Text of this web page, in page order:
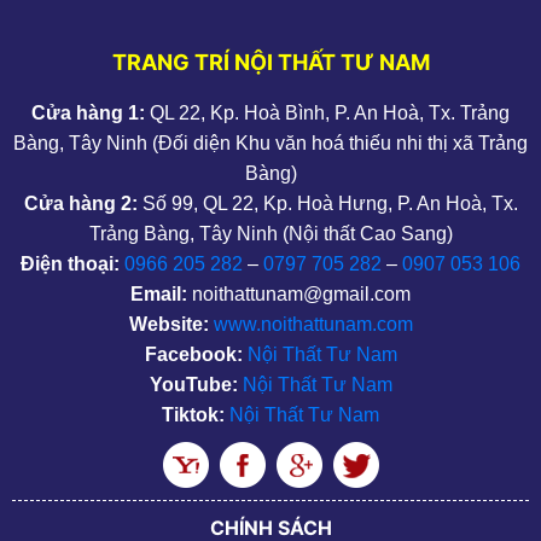
TRANG TRÍ NỘI THẤT TƯ NAM
Cửa hàng 1: QL 22, Kp. Hoà Bình, P. An Hoà, Tx. Trảng
Bàng, Tây Ninh (Đối diện Khu văn hoá thiếu nhi thị xã Trảng
Bàng)
Cửa hàng 2: Số 99, QL 22, Kp. Hoà Hưng, P. An Hoà, Tx.
Trảng Bàng, Tây Ninh (Nội thất Cao Sang)
Điện thoại: 0966 205 282 – 0797 705 282 – 0907 053 106
Email: noithattunam@gmail.com
Website: www.noithattunam.com
Facebook: Nội Thất Tư Nam
YouTube: Nội Thất Tư Nam
Tiktok: Nội Thất Tư Nam
CHÍNH SÁCH